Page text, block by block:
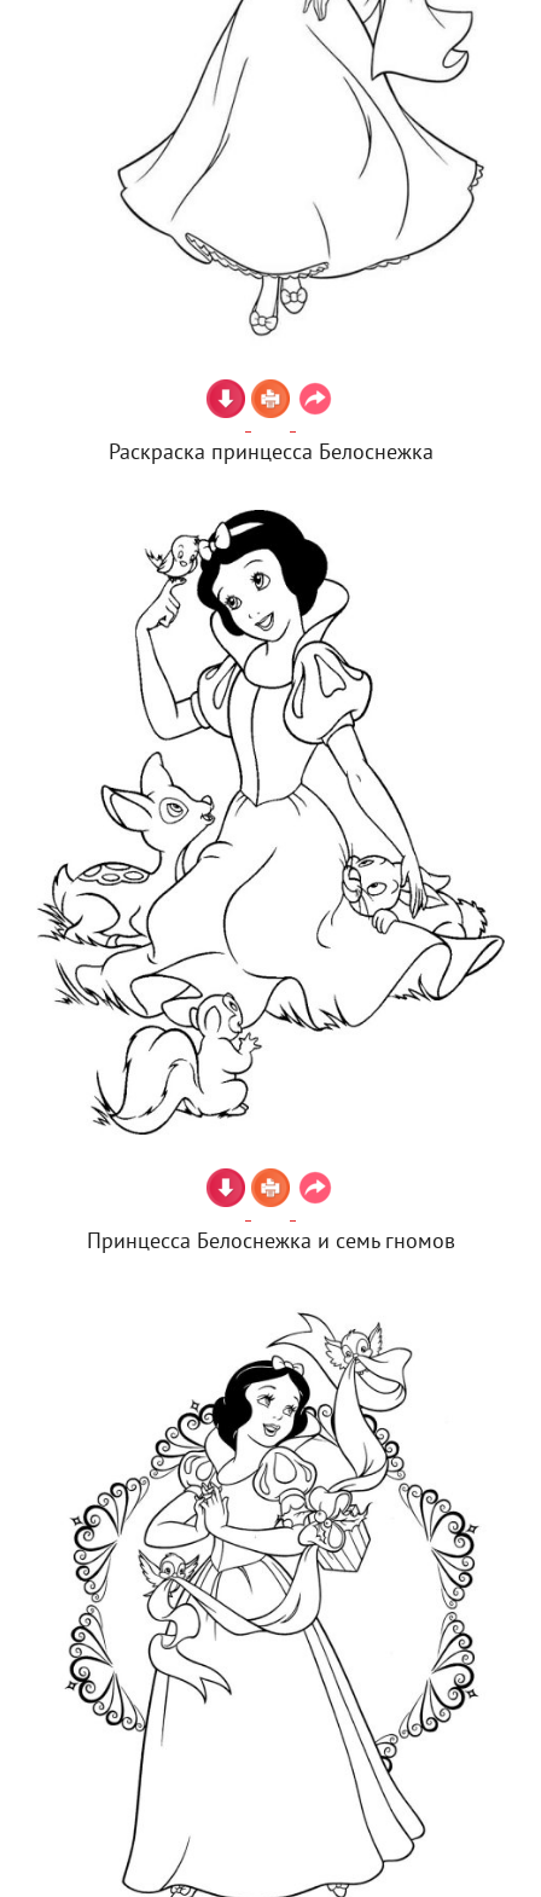
Раскраска принцесса Белоснежка
Принцесса Белоснежка и семь гномов